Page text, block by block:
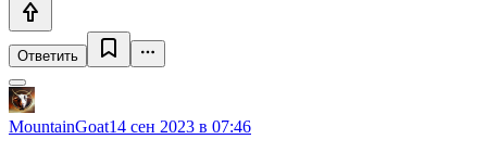
Ответить
MountainGoat14 сен 2023 в 07:46